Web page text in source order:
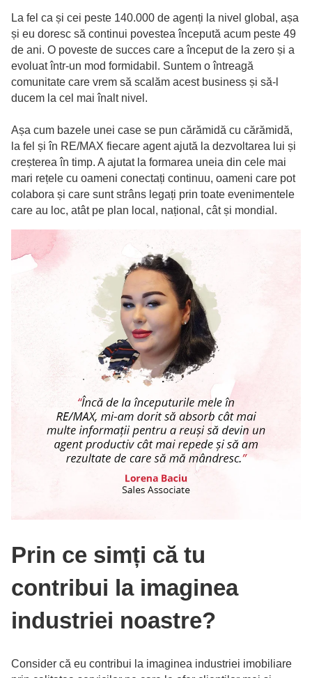
La fel ca și cei peste 140.000 de agenți la nivel global, așa
și eu doresc să continui povestea începută acum peste 49
de ani. O poveste de succes care a început de la zero și a
evoluat într-un mod formidabil. Suntem o întreagă
comunitate care vrem să scalăm acest business și să-l
ducem la cel mai înalt nivel.
Așa cum bazele unei case se pun cărămidă cu cărămidă,
la fel și în RE/MAX fiecare agent ajută la dezvoltarea lui și
creșterea în timp. A ajutat la formarea uneia din cele mai
mari rețele cu oameni conectați continuu, oameni care pot
colabora și care sunt strâns legați prin toate evenimentele
care au loc, atât pe plan local, național, cât și mondial.
Prin ce simți că tu
contribui la imaginea
industriei noastre?
Consider că eu contribui la imaginea industriei imobiliare